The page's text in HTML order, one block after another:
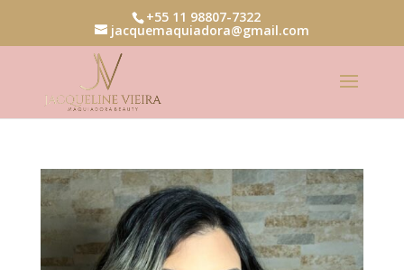
+55 11 98807-7322
jacquemaquiadora@gmail.com